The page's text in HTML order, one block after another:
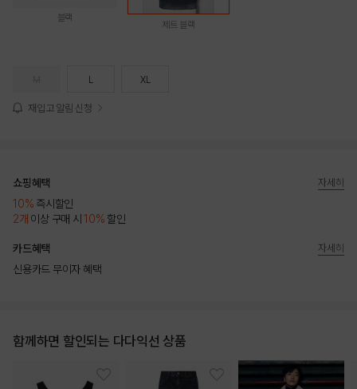
블랙
제트 블랙
L XL
재입고 알림 신청
쇼핑혜택
10% 즉시할인
2개 이상 구매 시10% 할인
자세히
카드혜택
신용카드 무이자 혜택
자세히
함께하면 할인되는 다다익선 상품